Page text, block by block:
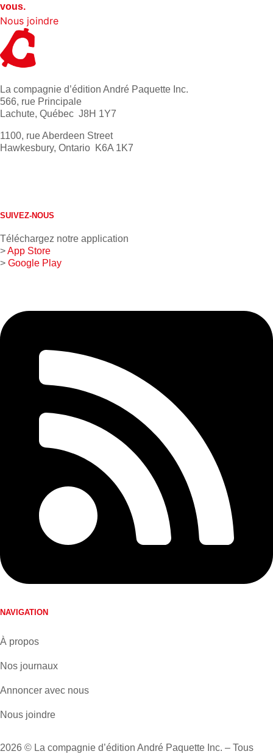
vous.
Nous joindre
La compagnie d’édition André Paquette Inc.
566, rue Principale
Lachute, Québec J8H 1Y7
1100, rue Aberdeen Street
Hawkesbury, Ontario K6A 1K7
SUIVEZ-NOUS
Téléchargez notre application
>App Store
> Google Play
NAVIGATION
À propos
Nos journaux
Annoncer avec nous
Nous joindre
2026 © La compagnie d’édition André Paquette Inc. – Tous